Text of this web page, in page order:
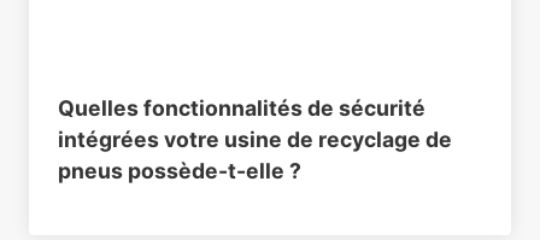
Quelles fonctionnalités de sécurité
intégrées votre usine de recyclage de
pneus possède-t-elle ?